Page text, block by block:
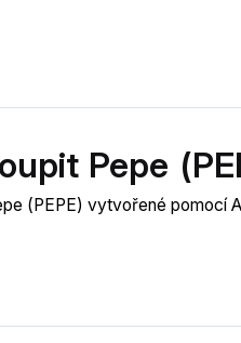
Pepe
(PEPE) vytvořené pomocí